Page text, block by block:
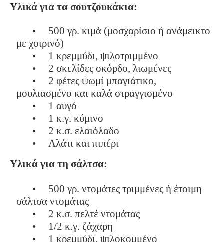
Υλικά για τα σουτζουκάκια:
•
500 γρ. κιμά (μοσχαρίσιο ή ανάμεικτο
με χοιρινό)
•
1 κρεμμύδι, ψιλοτριμμένο
•
2 σκελίδες σκόρδο, λιωμένες
•
2 φέτες ψωμί μπαγιάτικο,
μουλιασμένο και καλά στραγγισμένο
•
1 αυγό
•
1 κ.γ. κύμινο
•
2 κ.σ. ελαιόλαδο
•
Αλάτι και πιπέρι
Υλικά για τη σάλτσα:
•
500 γρ. ντομάτες τριμμένες ή έτοιμη
σάλτσα ντομάτας
•
2 κ.σ. πελτέ ντομάτας
•
1/2 κ.γ. ζάχαρη
•
1 κρεμμύδι, ψιλοκομμένο